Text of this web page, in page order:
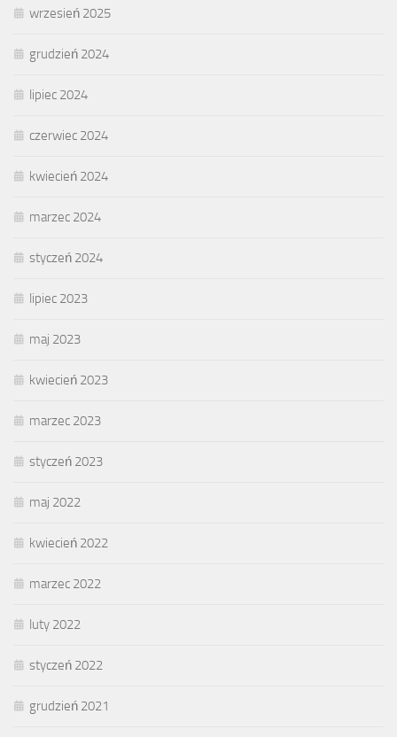
wrzesień 2025
grudzień 2024
lipiec 2024
czerwiec 2024
kwiecień 2024
marzec 2024
styczeń 2024
lipiec 2023
maj 2023
kwiecień 2023
marzec 2023
styczeń 2023
maj 2022
kwiecień 2022
marzec 2022
luty 2022
styczeń 2022
grudzień 2021